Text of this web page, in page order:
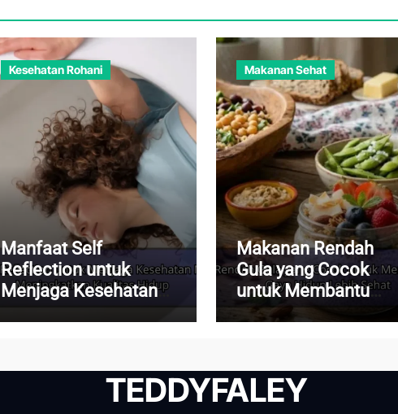
Kesehatan Rohani
Manfaat Self
Reflection untuk
Menjaga Kesehatan
Makanan Sehat
Makanan Rendah
Gula yang Cocok
untuk Membantu
Menjalani Gaya Hidup
TEDDYFALEY